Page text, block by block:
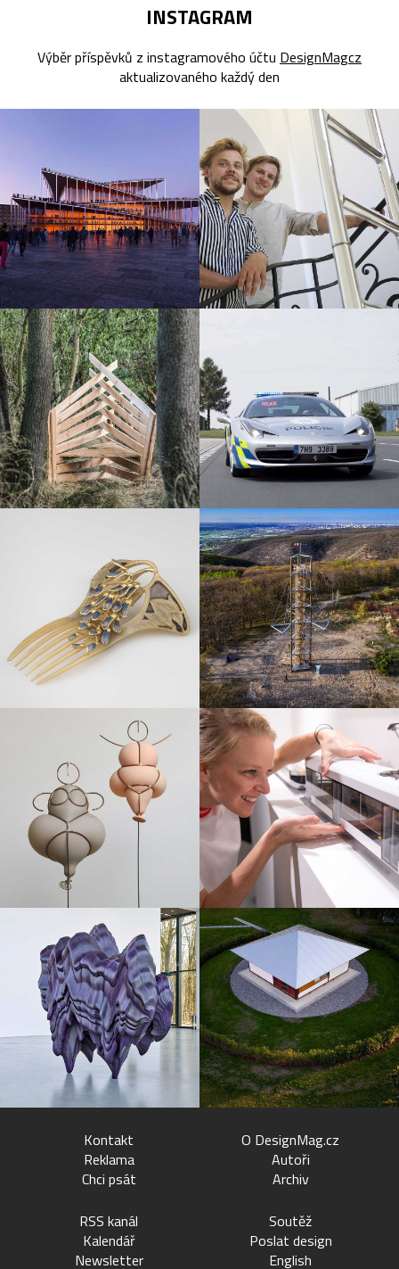
INSTAGRAM
Výběr příspěvků z instagramového účtu DesignMagcz
aktualizovaného každý den
Kontakt
Reklama
Chci psát
O DesignMag.cz
Autoři
Archiv
RSS kanál
Kalendář
Newsletter
Soutěž
Poslat design
English